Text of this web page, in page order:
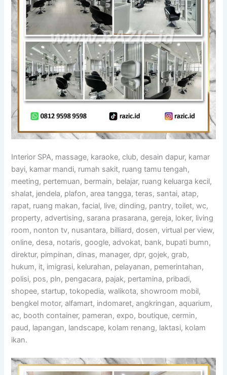
Interior SPA, massage, karaoke, club, desain dapur, kamar
bayi, kamar mandi, rumah sakit, ruang tamu tengah,
meeting, pertemuan, bermain, belajar, ruang keluarga kecil,
shalat, jendela, plafon, area tangga, teras, santai, atap,
rapat, ruang makan, facial, live, dinding, pantry, toilet, wc,
property, advertising, sarana prasarana, gereja, loker, living
room, nonton tv, nusantara, billiard, dosen, virtual per view,
online, desa, notaris, google, advokat, bank, bupati bumn,
direktur, pimpinan, dinas, manager, dpr, gojek, grab,
hukum, it, imigrasi, kelurahan, pelayanan, pemerintahan,
polisi, pos, pln, pengacara, pajak, pertamina, pribadi,
shopee, startup, tokopedia, walikota, showroom mobil,
bengkel motor, alfamart, indomaret, angkringan, aquarium,
ac, booth container, pameran, expo, boutique, cermin,
paud, lapangan, landscape, kolam renang, laktasi, kolam
ikan.